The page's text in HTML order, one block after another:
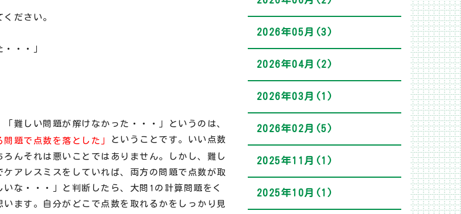
ださい。
・・」
難しい問題が解けなかった・・・」というのは、
問題で点数を落とした」
ということです。いい点数
んそれは悪いことではありません。しかし、難し
アレスミスをしていれば、両方の問題で点数が取
な・・・」と判断したら、大問1の計算問題をく
ます。自分がどこで点数を取れるかをしっかり見
2026年05月(3)
2026年04月(2)
2026年03月(1)
2026年02月(5)
2025年11月(1)
2025年10月(1)